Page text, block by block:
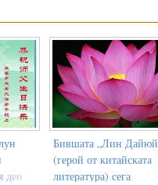
ден
Бившата „Лин
(герой от китайската
литература) сега